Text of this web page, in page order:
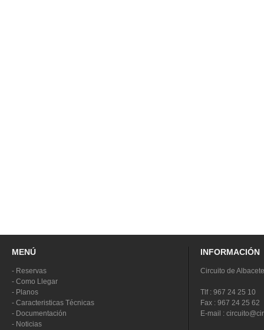
MENÚ
- Reservas
- Como Llegar
- Planos
- Caracteristicas Técnicas
- Documentación
- Noticias
INFORMACIÓN
Circuito de Albacete
Tlf : 967 24 25 10
Fax : 967 24 25 62
E-mail :